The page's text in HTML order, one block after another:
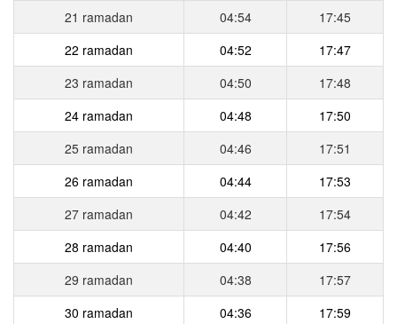
21 ramadan
04:54
17:45
22 ramadan
04:52
17:47
23 ramadan
04:50
17:48
24 ramadan
04:48
17:50
25 ramadan
04:46
17:51
26 ramadan
04:44
17:53
27 ramadan
04:42
17:54
28 ramadan
04:40
17:56
29 ramadan
04:38
17:57
30 ramadan
04:36 17:59